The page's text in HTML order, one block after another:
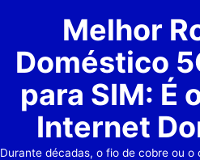
Melhor
Doméstico
para SIM: É
Internet
Durante décadas, o fio de cobre ou o